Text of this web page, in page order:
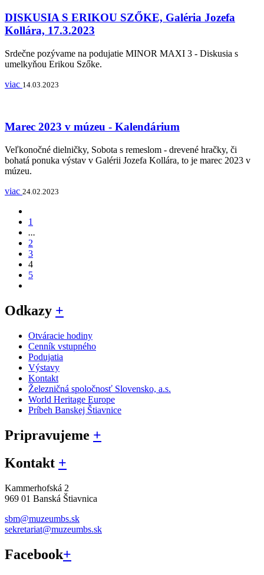
DISKUSIA S ERIKOU SZŐKE, Galéria Jozefa
Kollára, 17.3.2023
Srdečne pozývame na podujatie MINOR MAXI 3 - Diskusia s
umelkyňou Erikou Szőke.
viac 14.03.2023
Marec 2023 v múzeu - Kalendárium
Veľkonočné dielničky, Sobota s remeslom - drevené hračky, či
bohatá ponuka výstav v Galérii Jozefa Kollára, to je marec 2023 v
múzeu.
viac 24.02.2023
1
...
2
3
4
5
Odkazy +
Otváracie hodiny
Cenník vstupného
Podujatia
Výstavy
Kontakt
Železničná spoločnosť Slovensko, a.s.
World Heritage Europe
Príbeh Banskej Štiavnice
Pripravujeme +
Kontakt +
Kammerhofská 2
969 01 Banská Štiavnica
sbm@muzeumbs.sk
sekretariat@muzeumbs.sk
Facebook+